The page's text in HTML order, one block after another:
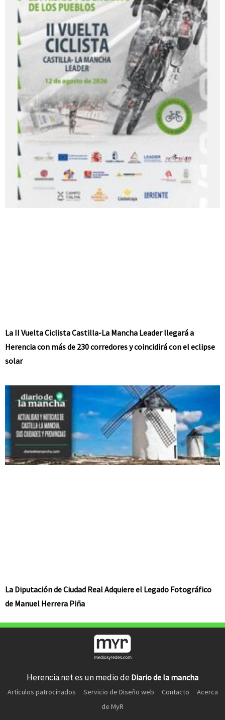
La II Vuelta Ciclista Castilla-La Mancha Leader llegará a
Herencia con más de 230 corredores y coincidirá con el eclipse
solar
La Diputación de Ciudad Real Adquiere el Legado Fotográfico
de Manuel Herrera Piña
Herencia.net es un medio de Diario de la mancha
Artículos patrocinados Servicio de Diseño web Contacto
Acerca
de MyR